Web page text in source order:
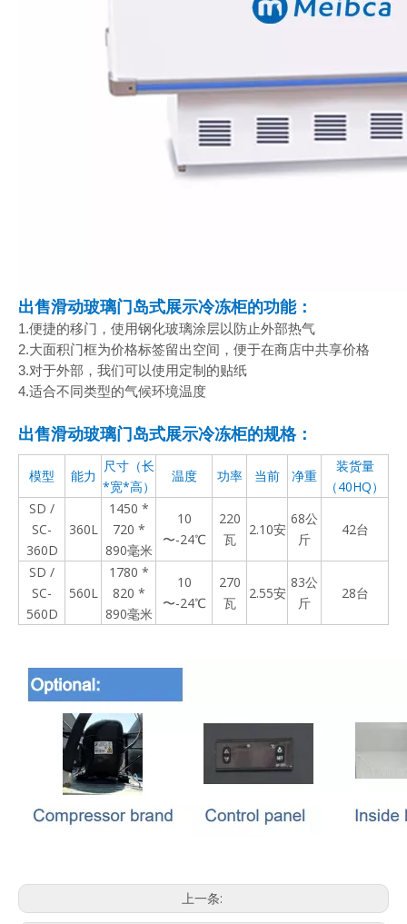
出售滑动玻璃门岛式展示冷冻柜的功能：
1.便捷的移门，使用钢化玻璃涂层以防止外部热气
2.大面积门框为价格标签留出空间，便于在商店中共享价格
3.对于外部，我们可以使用定制的贴纸
4.适合不同类型的气候环境温度
出售滑动玻璃门岛式展示冷冻柜的规格：
模型 能力
尺寸（长
*宽*高）
温度 功率 当前 净重
装货量
（40HQ）
SD /
SC-
360D
360L
1450 *
720 *
890毫米
10
〜-24℃
220
瓦
2.10安
68公
斤
42台
SD /
SC-
560D
560L
1780 *
820 *
890毫米
10
〜-24℃
270
瓦
2.55安
83公
斤
28台
上一条: